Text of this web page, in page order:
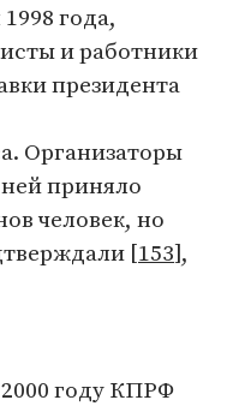
года,
и работники
президента
Организаторы
приняло
человек, но
[153],
году КПРФ